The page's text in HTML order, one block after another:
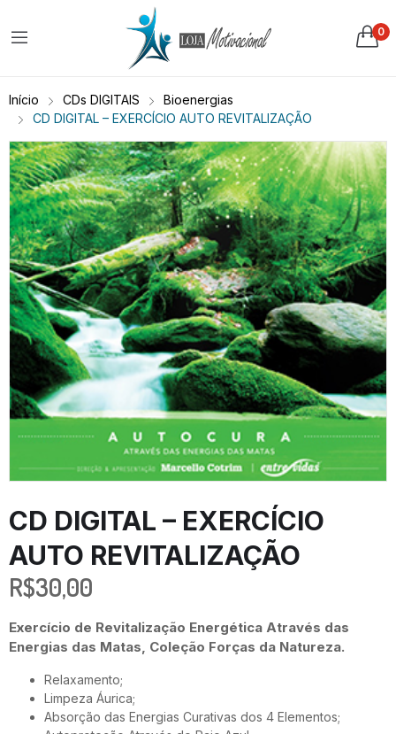
0
Início CDs DIGITAIS
Bioenergias
CD DIGITAL – EXERCÍCIO AUTO REVITALIZAÇÃO
CD DIGITAL – EXERCÍCIO
AUTO REVITALIZAÇÃO
R$30,00
Exercício de Revitalização Energética Através das
Energias das Matas, Coleção Forças da Natureza.
Relaxamento;
Limpeza Áurica;
Absorção das Energias Curativas dos 4 Elementos;